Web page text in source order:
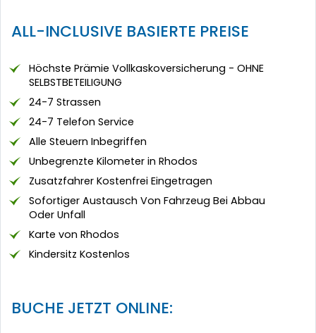
ALL-INCLUSIVE BASIERTE PREISE
Höchste Prämie Vollkaskoversicherung - OHNE
SELBSTBETEILIGUNG
24-7 Strassen
24-7 Telefon Service
Alle Steuern Inbegriffen
Unbegrenzte Kilometer in Rhodos
Zusatzfahrer Kostenfrei Eingetragen
Sofortiger Austausch Von Fahrzeug Bei Abbau
Oder Unfall
Karte von Rhodos
Kindersitz Kostenlos
BUCHE JETZT ONLINE: